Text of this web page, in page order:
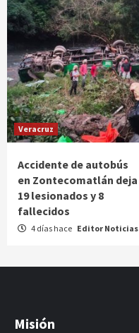
Veracruz
Accidente de autobús
en Zontecomatlán deja
19 lesionados y 8
fallecidos
4 días hace Editor Noticias
Misión